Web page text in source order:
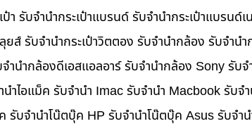
า รับจำนำกระเป๋าแบรนด์ รับจำนำกระเป๋าแบรนด์
ยส์ รับจำนำกระเป๋าวิตตอง รับจำนำกล้อง รับจ
นำกล้องดีเอสแอลอาร์ รับจำนำกล้อง Sony รับ
ำไอแม็ค รับจำนำ Imac รับจำนำ Macbook รับ
รับจำนำโน๊ตบุ๊ค HP รับจำนำโน๊ตบุ๊ค Asus รับจ